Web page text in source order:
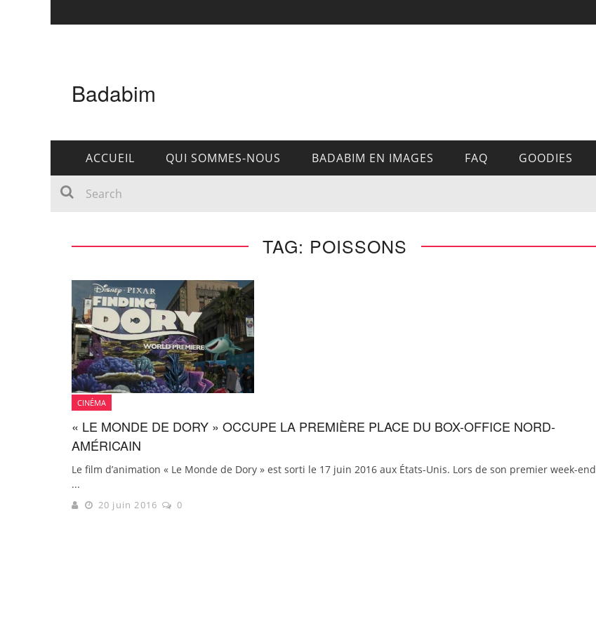
Badabim
ACCUEIL QUI SOMMES-NOUS BADABIM EN IMAGES FAQ GOODIES
TAG: POISSONS
CINÉMA
« LE MONDE DE DORY » OCCUPE LA PREMIÈRE PLACE DU BOX-OFFICE NORD-
AMÉRICAIN
Le film d’animation « Le Monde de Dory » est sorti le 17 juin 2016 aux États-Unis. Lors de son premier week-end
...
20 juin 2016 0